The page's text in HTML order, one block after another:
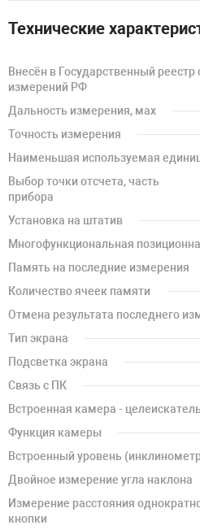
Технические
Внесён в Государственный реестр
измерений РФ
Дальность измерения, мах
Точность измерения
Наименьшая используемая
Выбор точки отсчета, часть
прибора
Установка на штатив
Многофункциональная
Память на последние измерения
Количество ячеек памяти
Отмена результата последнего
Тип экрана
Подсветка экрана
Связь с ПК
Встроенная камера - целеискатель
Функция камеры
Встроенный уровень
Двойное измерение угла наклона
Измерение расстояния
кнопки